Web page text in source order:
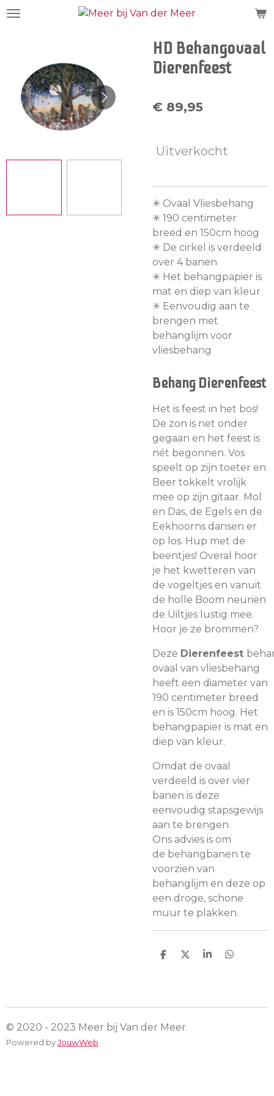
Ga
hoofdinhoud
HD Behangovaal
Dierenfeest
€ 89,95
Uitverkocht
✳︎ Ovaal Vliesbehang
✳︎ 190 centimeter
breed en 150cm hoog
✳︎ De cirkel is verdeeld
over 4 banen
✳︎ Het behangpapier is
mat en diep van kleur
✳︎ Eenvoudig aan te
brengen met
behanglijm voor
vliesbehang
Behang Dierenfeest
Het is feest in het bos!
De zon is net onder
gegaan en het feest is
nét begonnen. Vos
speelt op zijn toeter en
Beer tokkelt vrolijk
mee op zijn gitaar. Mol
en Das, de Egels en de
Eekhoorns dansen er
op los. Hup met de
beentjes! Overal hoor
je het kwetteren van
de vogeltjes en vanuit
de holle Boom neuriën
de Uiltjes lustig mee.
Hoor je ze brommen?
Deze Dierenfeest
ovaal van vliesbehang
heeft een diameter van
190 centimeter breed
en is 150cm hoog. Het
behangpapier is mat en
diep van kleur.
Omdat de ovaal
verdeeld is over vier
banen is deze
eenvoudig stapsgewijs
aan te brengen.
Ons advies is om
de behangbanen te
voorzien van
behanglijm en deze op
een droge, schone
muur te plakken.
D
D
S
D
© 2020 - 2023 Meer bij Van der Meer
Powered byJouwWeb